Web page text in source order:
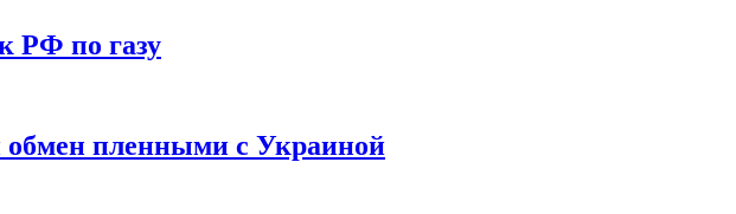
РФ по газу
обмен пленными с Украиной